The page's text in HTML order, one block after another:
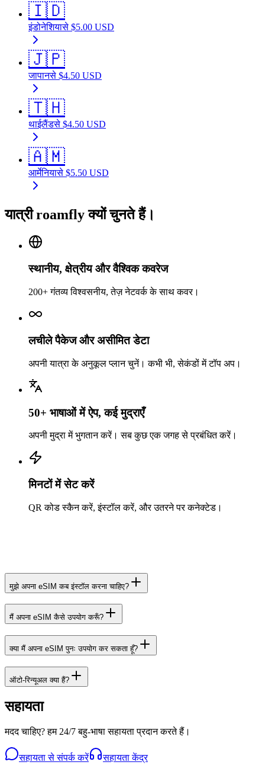
🇮🇩
इंडोनेशियासे $5.00 USD
🇯🇵
जापानसे $4.50 USD
🇹🇭
थाईलैंडसे $4.50 USD
🇦🇲
आर्मेनियासे $5.50 USD
यात्री roamfly क्यों चुनते हैं।
स्थानीय, क्षेत्रीय और वैश्विक कवरेज
200+ गंतव्य विश्वसनीय, तेज़ नेटवर्क के साथ कवर।
लचीले पैकेज और असीमित डेटा
अपनी यात्रा के अनुकूल प्लान चुनें। कभी भी, सेकंडों में टॉप अप।
50+ भाषाओं में ऐप, कई मुद्राएँ
अपनी मुद्रा में भुगतान करें। सब कुछ एक जगह से प्रबंधित करें।
मिनटों में सेट करें
QR कोड स्कैन करें, इंस्टॉल करें, और उतरने पर कनेक्टेड।
मुझे अपना eSIM कब इंस्टॉल करना चाहिए?
मैं अपना eSIM कैसे उपयोग करूँ?
क्या मैं अपना eSIM पुनः उपयोग कर सकता हूँ?
ऑटो-रिन्यूअल क्या हैं?
सहायता
मदद चाहिए? हम 24/7 बहु-भाषा सहायता प्रदान करते हैं।
सहायता से संपर्क करें सहायता केंद्र